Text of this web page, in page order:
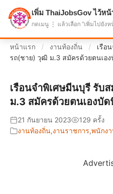
แบ่งปันโอกาส เพื่ออนาคตที่ก้
หน้าแรก / งานท้องถิ่น /
เรือ
รถ(ชาย) วุฒิ ม.3 สมัครด้วยตนเอ
เรือนจำพิเศษมีนบุรี รั
ม.3 สมัครด้วยตนเองบั
21 กันยายน 2023
129 ครั้ง
งานท้องถิ่น,งานราชการ,พนักง
เพิ่ม ThaiJobsGov ไว้หน้
กดเมนู ⋮ แล้วเลือก "เพิ่มไปยังห